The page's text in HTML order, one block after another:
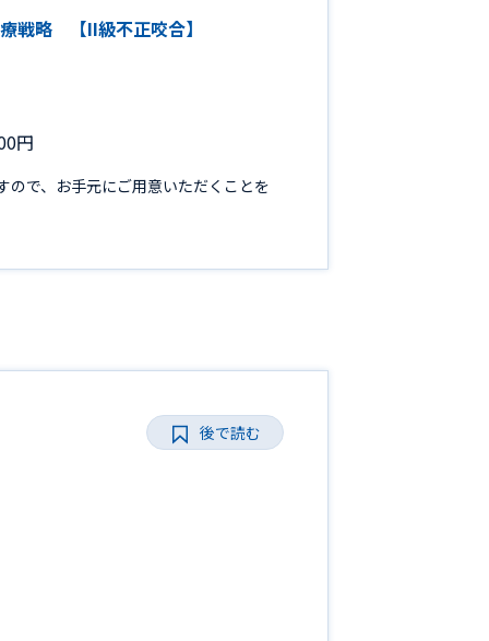
戦略 【II級不正咬合】
円
で、お手元にご用意いただくことを
後で読む